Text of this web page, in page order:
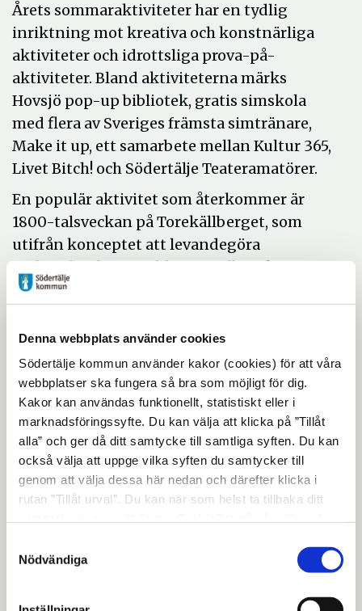
Denna webbplats använder cookies
Södertälje kommun använder kakor (cookies) för att våra
webbplatser ska fungera så bra som möjligt för dig.
Kakor kan användas funktionellt, statistiskt eller i
marknadsföringssyfte. Du kan välja att klicka på ”Tillåt
alla” och ger då ditt samtycke till samtliga syften. Du kan
också välja att uppge vilka syften du samtycker till
genom att välja dessa här nedan och därefter klicka i
rutan ”Tillåt urval”. Du kan när som helst ta tillbaka ditt
"Visa detaljer" kan du läsa om hur kakorna används och
hur vi och våra leverantörer inhämtar och behandlar
Nödvändiga
Årets sommaraktiviteter har en tydlig
inriktning mot kreativa och konstnärliga
aktiviteter och idrottsliga prova-på-
aktiviteter. Bland aktiviteterna märks
Hovsjö pop-up bibliotek, gratis simskola
med flera av Sveriges främsta simtränare,
Make it up, ett samarbete mellan Kultur 365,
Livet Bitch! och Södertälje Teateramatörer.
En populär aktivitet som återkommer är
1800-talsveckan på Torekällberget, som
utifrån konceptet att levandegöra
Södertäljes historia blev en välbesökt
mötesplats som nådde många nya grupper
– Vi är väldigt glada för de många och
spännande förslag som har kommit in,
säger Staffan Jonsson. Vi har valt alternativ
som ger högst kvalitet och som når så
många barn och ungdomar som möjligt. Vi
har velat vara både breda och gynna
specialintressen, samtidigt som vi strävar
efter att skapa nya mötesplatser.
den s k sommarlovssatsningen från
annat att de aktiviteter som erbjuds ska